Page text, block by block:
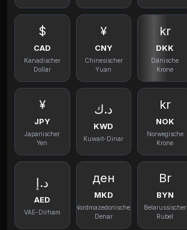
$
CAD
Kanadischer
Dollar
¥
CNY
Chinesischer
Yuan
kr
DKK
Dänische
Krone
¥
JPY
Japanischer
Yen
د.ك
KWD
Kuwait-Dinar
kr
NOK
Norwegische
Krone
د.إ
AED
VAE-Dirham
ден
MKD
Nordmazedonischer
Denar
Br
BYN
Belarussischer
Rubel